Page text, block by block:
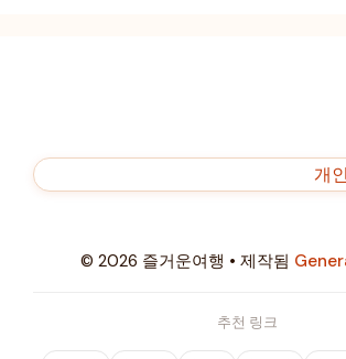
개
© 2026 즐거운여행 • 제작됨
추천 링크